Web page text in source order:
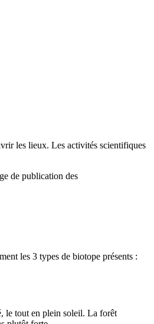
les lieux. Les activités scientifiques
de publication des
les 3 types de biotope présents :
le tout en plein soleil. La forêt